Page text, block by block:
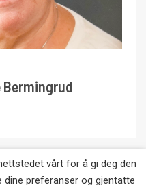
Bermingrud
utgis av Roy’svårt for å gi deg den
dine preferanser og gjentatte